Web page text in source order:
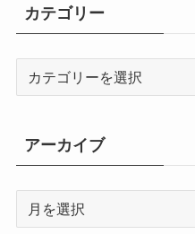
カテゴリー
リ
ー
アーカイブ